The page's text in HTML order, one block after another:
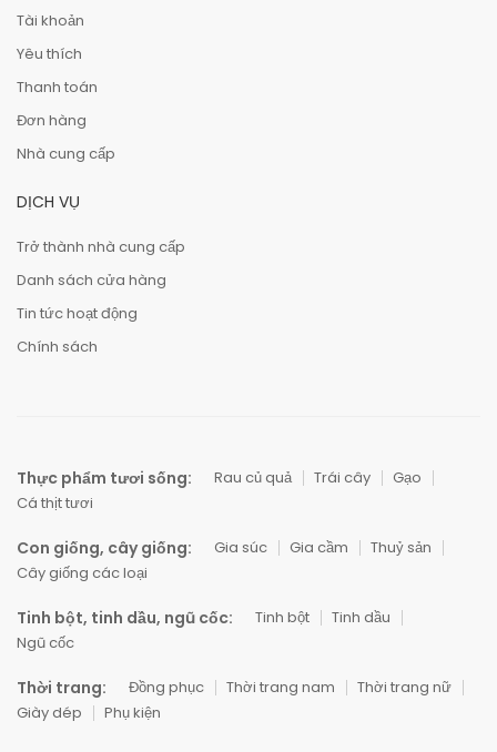
Tài khoản
Yêu thích
Thanh toán
Đơn hàng
Nhà cung cấp
DỊCH VỤ
Trở thành nhà cung cấp
Danh sách cửa hàng
Tin tức hoạt động
Chính sách
Thực phẩm tươi sống: Rau củ quả Trái cây
Gạo
Cá thịt tươi
Con giống, cây giống: Gia súc Gia cầm
Thuỷ sản
Cây giống các loại
Tinh bột, tinh dầu, ngũ cốc: Tinh bột
Tinh dầu
Ngũ cốc
Thời trang: Đồng phục Thời trang nam
Thời trang nữ
Giày dép
Phụ kiện